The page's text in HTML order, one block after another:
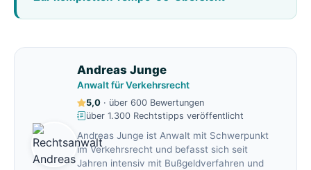
Andreas Junge
Anwalt für Verkehrsrecht
5,0 · über 600 Bewertungen
über 1.300 Rechtstipps veröffentlicht
Andreas Junge ist Anwalt mit Schwerpunkt
im Verkehrsrecht und befasst sich seit
Jahren intensiv mit Bußgeldverfahren und